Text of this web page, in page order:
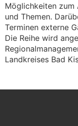
Möglichkeiten zum
und Themen.
Terminen externe
Die Reihe wird
Landkreises Bad